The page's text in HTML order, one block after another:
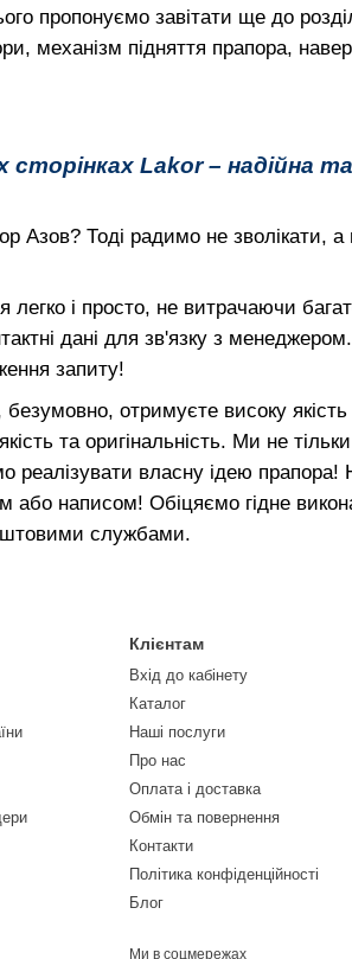
пропонуємо завітати ще до
механізм підняття прапора,
Lakor – надійна та
Азов? Тоді радимо не зволікати,
легко і просто, не витрачаючи
дані для зв'язку з
запиту!
отримуєте високу
та оригінальність. Ми не
реалізувати власну ідею прапора!
або написом! Обіцяємо гідне
службами.
Клієнтам
Вхід до кабінету
Каталог
Наші послуги
Про нас
Оплата і доставка
Обмін та повернення
Контакти
Політика конфіденційності
Блог
Ми в соцмережах